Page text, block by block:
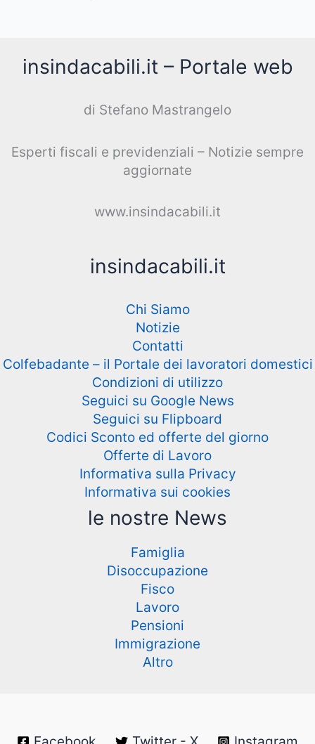
insindacabili.it – Portale web
di Stefano Mastrangelo
Esperti fiscali e previdenziali – Notizie sempre
aggiornate
www.insindacabili.it
insindacabili.it
Chi Siamo
Notizie
Contatti
Colfebadante – il Portale dei lavoratori domestici
Condizioni di utilizzo
Seguici su Google News
Seguici su Flipboard
Codici Sconto ed offerte del giorno
Offerte di Lavoro
Informativa sulla Privacy
Informativa sui cookies
le nostre News
Famiglia
Disoccupazione
Fisco
Lavoro
Pensioni
Immigrazione
Altro